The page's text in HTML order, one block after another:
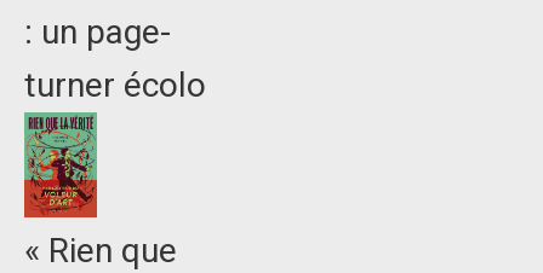
: un page-
turner écolo
« Rien que